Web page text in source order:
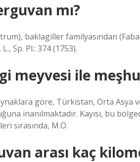
mı?
baklagiller familyasından
Sp. Pl.: 374 (1753).
meyvesi ile
göre, Türkistan, Orta Asya
inanılmaktadır. Kayısı, bu
sırasında, M.Ö.
arası kaç